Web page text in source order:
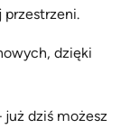
dzięki
dziś możesz